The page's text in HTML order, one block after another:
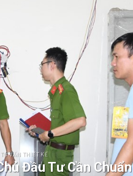
VẤN THIẾT KẾ
Đầu Tư Cần Chuẩn